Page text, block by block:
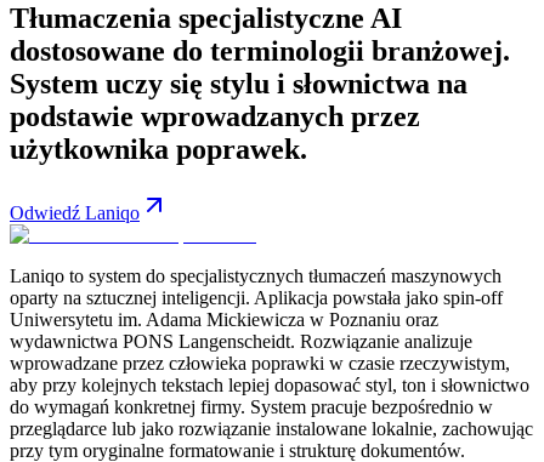
Tłumaczenia specjalistyczne AI
dostosowane do terminologii branżowej.
System uczy się stylu i słownictwa na
podstawie wprowadzanych przez
użytkownika poprawek.
Odwiedź Laniqo
Laniqo to system do specjalistycznych tłumaczeń maszynowych
oparty na sztucznej inteligencji. Aplikacja powstała jako spin-off
Uniwersytetu im. Adama Mickiewicza w Poznaniu oraz
wydawnictwa PONS Langenscheidt. Rozwiązanie analizuje
wprowadzane przez człowieka poprawki w czasie rzeczywistym,
aby przy kolejnych tekstach lepiej dopasować styl, ton i słownictwo
do wymagań konkretnej firmy. System pracuje bezpośrednio w
przeglądarce lub jako rozwiązanie instalowane lokalnie, zachowując
przy tym oryginalne formatowanie i strukturę dokumentów.